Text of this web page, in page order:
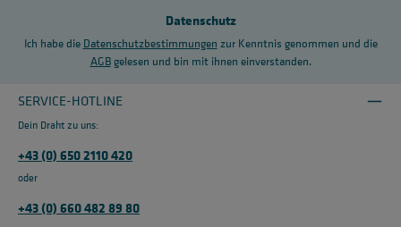
Datenschutz
Ich habe die Datenschutzbestimmungen
zur Kenntnis genommen und die
AGBgelesen und bin mit ihnen einverstanden.
SERVICE-HOTLINE
Dein Draht zu uns:
+43 (0) 650 2110 420
oder
+43 (0) 660 482 89 80